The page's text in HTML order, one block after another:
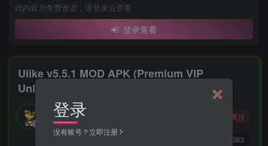
此内容为免费资源，请登录后查看
登录查看
Ulike v5.5.1 MOD APK (Premium VIP
Unlocked)高级版
勇敢的大野狼
酒醒只在花前坐，酒醉还来花下眠。
关注
4083
登录
没有账号？立即注册